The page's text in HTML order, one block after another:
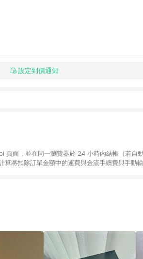
設定到價通知
頁面，並在同一瀏覽器於 24 小時內結帳（若自
將扣除訂單金額中的運費與金流手續費與手動
/ iOS v4.1.5 以上才具贈點資格。 7. 點數將
購物前往 Pinkoi 頁面後才首次下載 Pinkoi APP